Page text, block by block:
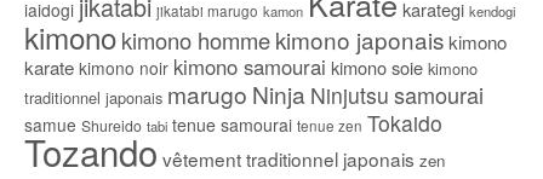
iaidogi jikatabi marugo kamon karategi kendogi
kimonokimono hommekimono japonais kimono
karate kimono noir kimono samourai kimono soie kimono
traditionnel japonais marugo Ninja Ninjutsu samourai
samue Shureido tabi tenue samourai tenue zen Tokaido
Tozando vêtement traditionnel japonais zen